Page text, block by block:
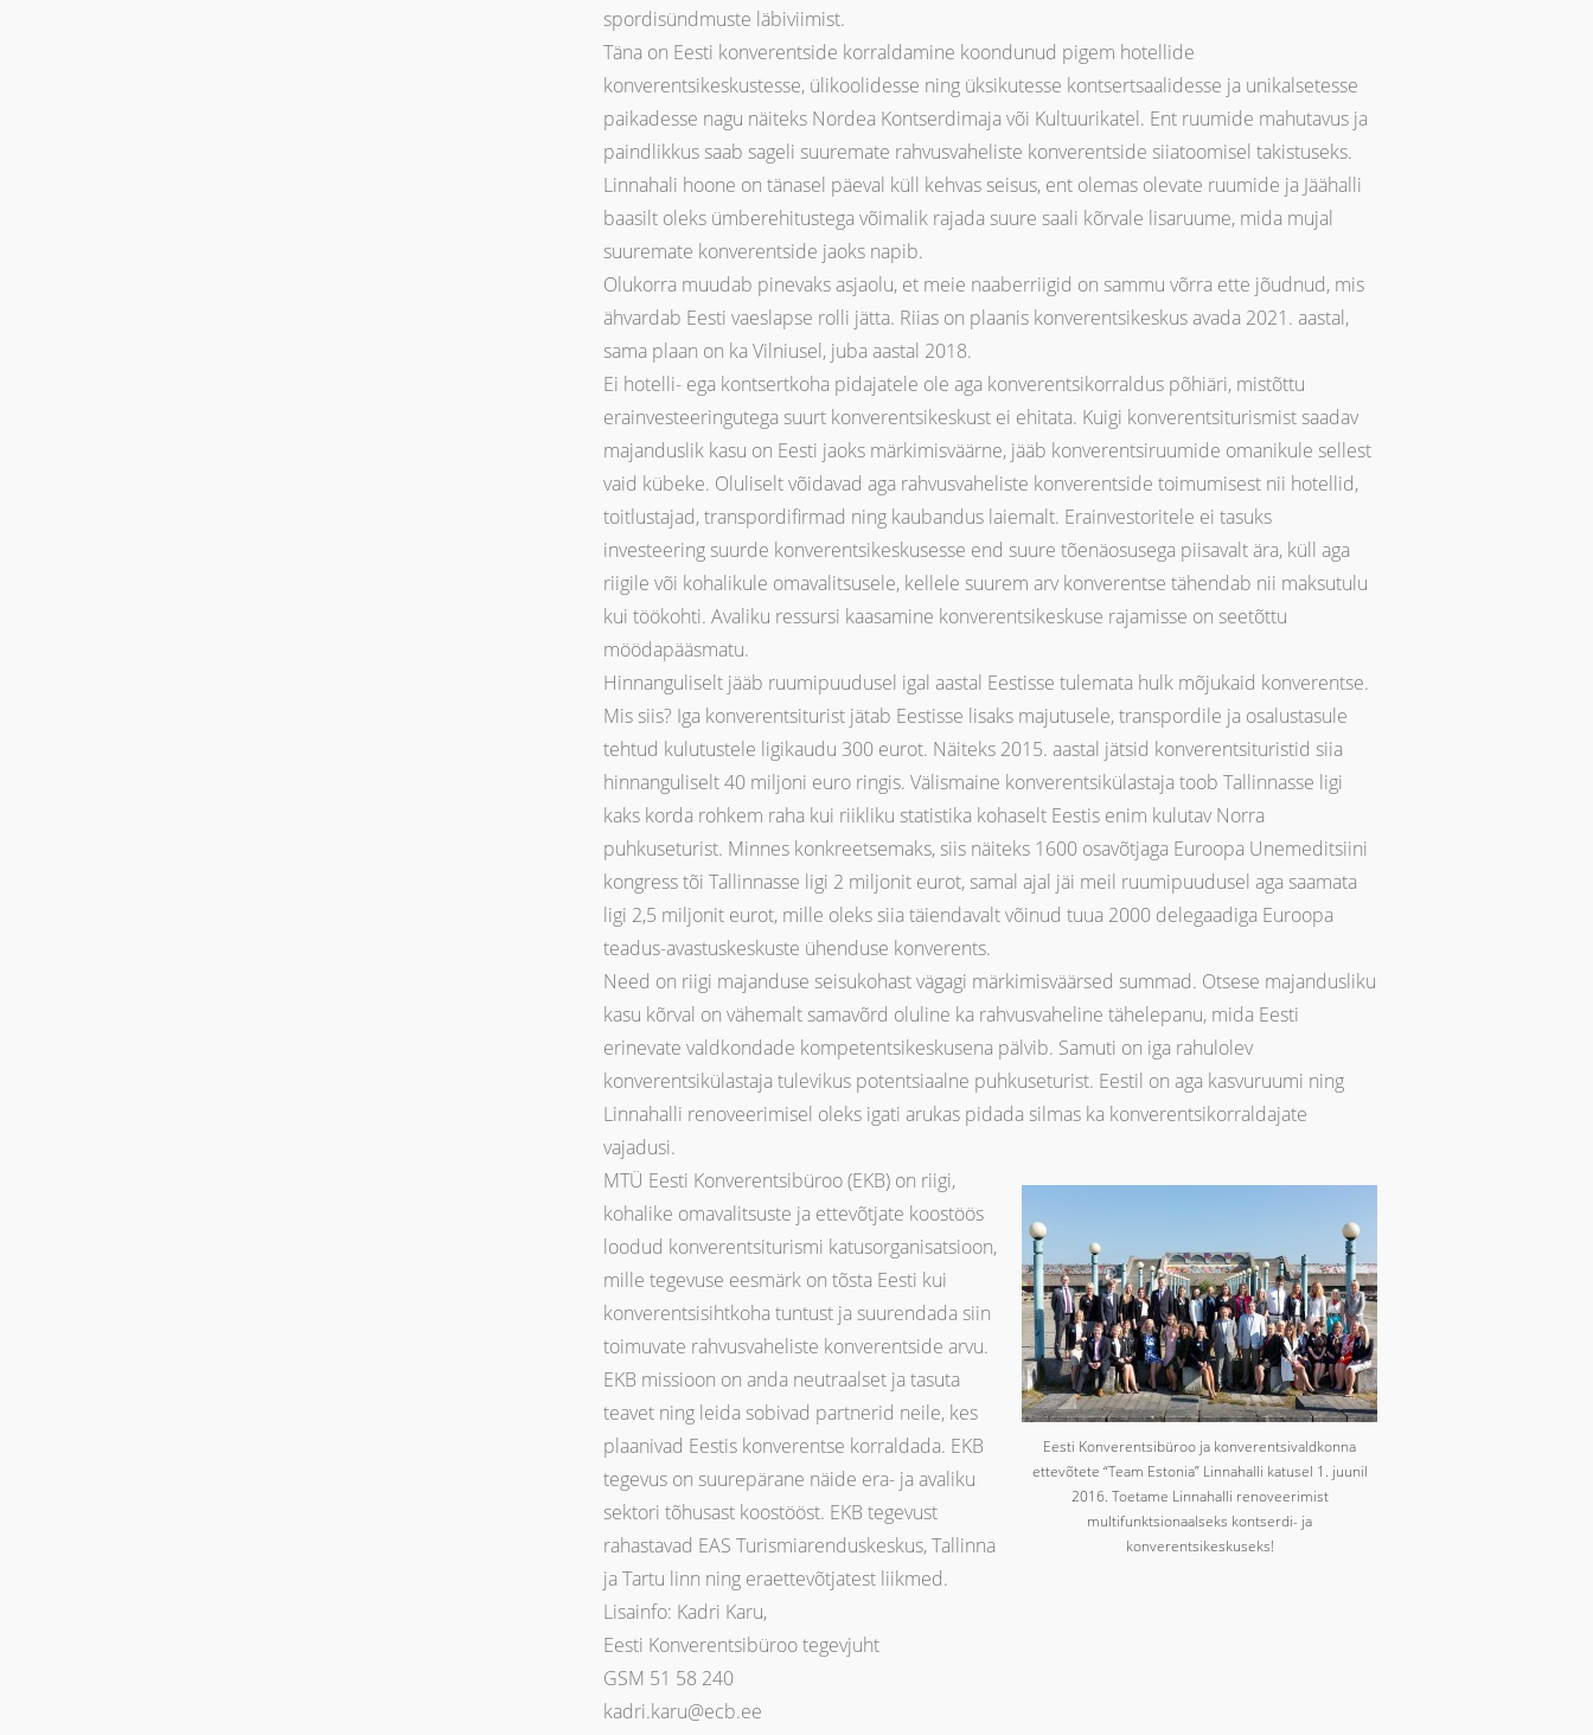
spordisündmuste läbiviimist.
Täna on Eesti konverentside korraldamine koondunud pigem hotellide
konverentsikeskustesse, ülikoolidesse ning üksikutesse kontsertsaalidesse ja unikalsetesse
paikadesse nagu näiteks Nordea Kontserdimaja või Kultuurikatel. Ent ruumide mahutavus ja
paindlikkus saab sageli suuremate rahvusvaheliste konverentside siiatoomisel takistuseks.
Linnahali hoone on tänasel päeval küll kehvas seisus, ent olemas olevate ruumide ja Jäähalli
baasilt oleks ümberehitustega võimalik rajada suure saali kõrvale lisaruume, mida mujal
suuremate konverentside jaoks napib.
Olukorra muudab pinevaks asjaolu, et meie naaberriigid on sammu võrra ette jõudnud, mis
ähvardab Eesti vaeslapse rolli jätta. Riias on plaanis konverentsikeskus avada 2021. aastal,
sama plaan on ka Vilniusel, juba aastal 2018.
Ei hotelli- ega kontsertkoha pidajatele ole aga konverentsikorraldus põhiäri, mistõttu
erainvesteeringutega suurt konverentsikeskust ei ehitata. Kuigi konverentsiturismist saadav
majanduslik kasu on Eesti jaoks märkimisväärne, jääb konverentsiruumide omanikule sellest
vaid kübeke. Oluliselt võidavad aga rahvusvaheliste konverentside toimumisest nii hotellid,
toitlustajad, transpordifirmad ning kaubandus laiemalt. Erainvestoritele ei tasuks
investeering suurde konverentsikeskusesse end suure tõenäosusega piisavalt ära, küll aga
riigile või kohalikule omavalitsusele, kellele suurem arv konverentse tähendab nii maksutulu
kui töökohti. Avaliku ressursi kaasamine konverentsikeskuse rajamisse on seetõttu
möödapääsmatu.
Hinnanguliselt jääb ruumipuudusel igal aastal Eestisse tulemata hulk mõjukaid konverentse.
Mis siis? Iga konverentsiturist jätab Eestisse lisaks majutusele, transpordile ja osalustasule
tehtud kulutustele ligikaudu 300 eurot. Näiteks 2015. aastal jätsid konverentsituristid siia
hinnanguliselt 40 miljoni euro ringis. Välismaine konverentsikülastaja toob Tallinnasse ligi
kaks korda rohkem raha kui riikliku statistika kohaselt Eestis enim kulutav Norra
puhkuseturist. Minnes konkreetsemaks, siis näiteks 1600 osavõtjaga Euroopa Unemeditsiini
kongress tõi Tallinnasse ligi 2 miljonit eurot, samal ajal jäi meil ruumipuudusel aga saamata
ligi 2,5 miljonit eurot, mille oleks siia täiendavalt võinud tuua 2000 delegaadiga Euroopa
teadus-avastuskeskuste ühenduse konverents.
Need on riigi majanduse seisukohast vägagi märkimisväärsed summad. Otsese majandusliku
kasu kõrval on vähemalt samavõrd oluline ka rahvusvaheline tähelepanu, mida Eesti
erinevate valdkondade kompetentsikeskusena pälvib. Samuti on iga rahulolev
konverentsikülastaja tulevikus potentsiaalne puhkuseturist. Eestil on aga kasvuruumi ning
Linnahalli renoveerimisel oleks igati arukas pidada silmas ka konverentsikorraldajate
vajadusi.
Eesti Konverentsibüroo ja konverentsivaldkonna
ettevõtete “Team Estonia” Linnahalli katusel 1. juunil
2016. Toetame Linnahalli renoveerimist
multifunktsionaalseks kontserdi- ja
konverentsikeskuseks!
MTÜ Eesti Konverentsibüroo (EKB) on riigi,
kohalike omavalitsuste ja ettevõtjate koostöös
loodud konverentsiturismi katusorganisatsioon,
mille tegevuse eesmärk on tõsta Eesti kui
konverentsisihtkoha tuntust ja suurendada siin
toimuvate rahvusvaheliste konverentside arvu.
EKB missioon on anda neutraalset ja tasuta
teavet ning leida sobivad partnerid neile, kes
plaanivad Eestis konverentse korraldada. EKB
tegevus on suurepärane näide era- ja avaliku
sektori tõhusast koostööst. EKB tegevust
rahastavad EAS Turismiarenduskeskus, Tallinna
ja Tartu linn ning eraettevõtjatest liikmed.
Lisainfo: Kadri Karu,
Eesti Konverentsibüroo tegevjuht
GSM 51 58 240
kadri.karu@ecb.ee